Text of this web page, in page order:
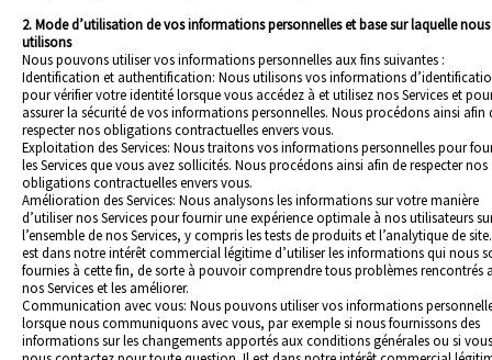
2. Mode d’utilisation de vos informations personnelles et base sur laquelle nous
utilisons
Nous pouvons utiliser vos informations personnelles aux fins suivantes :
Identification et authentification: Nous utilisons vos informations
pour vérifier votre identité lorsque vous accédez à et utilisez nos Services et
assurer la sécurité de vos informations personnelles. Nous procédons ainsi afin
respecter nos obligations contractuelles envers vous.
Exploitation des Services: Nous traitons vos informations personnelles pour
les Services que vous avez sollicités. Nous procédons ainsi afin de respecter nos
obligations contractuelles envers vous.
Amélioration des Services: Nous analysons les informations sur votre manière
d’utiliser nos Services pour fournir une expérience optimale à nos utilisateurs
l’ensemble de nos Services, y compris les tests de produits et l’analytique de
est dans notre intérêt commercial légitime d’utiliser les informations qui nous
fournies à cette fin, de sorte à pouvoir comprendre tous problèmes rencontrés
nos Services et les améliorer.
Communication avec vous: Nous pouvons utiliser vos informations
lorsque nous communiquons avec vous, par exemple si nous fournissons des
informations sur les changements apportés aux conditions générales ou si vous